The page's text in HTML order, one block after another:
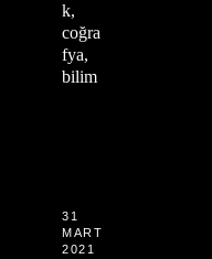
k,
coğra
fya,
bilim
31
MART
2021